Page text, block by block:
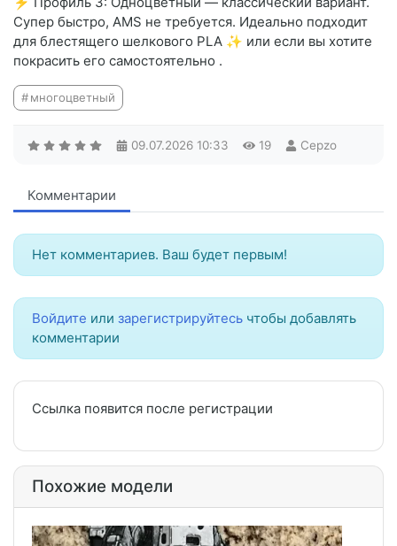
Супер быстро, AMS не требуется. Идеально подходит
для блестящего шелкового PLA ✨ или если вы хотите
покрасить его самостоятельно .
многоцветный
09.07.2026 10:33 19 Cepzo
Комментарии
Нет комментариев. Ваш будет первым!
Войдите или зарегистрируйтесь чтобы добавлять
комментарии
Ссылка появится после регистрации
Похожие модели